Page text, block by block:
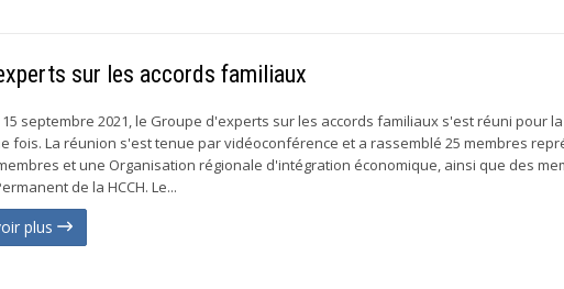
sur les accords familiaux
15 septembre 2021, le Groupe d'experts sur les accords familiaux s'est réuni pour la
fois. La réunion s'est tenue par vidéoconférence et a rassemblé 25 membres
et une Organisation régionale d'intégration économique, ainsi que des
de la HCCH. Le...
plus